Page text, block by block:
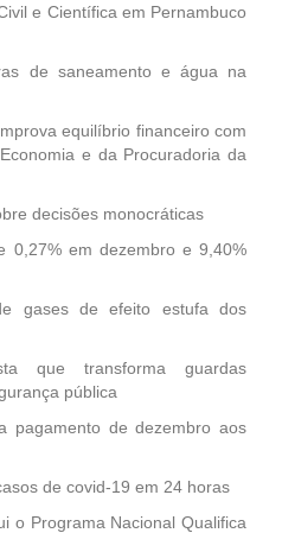
e Científica em Pernambuco
de saneamento e água na
equilíbrio financeiro com
e da Procuradoria da
decisões monocráticas
0,27% em dezembro e 9,40%
gases de efeito estufa dos
que transforma guardas
pública
pagamento de dezembro aos
de covid-19 em 24 horas
o Programa Nacional Qualifica